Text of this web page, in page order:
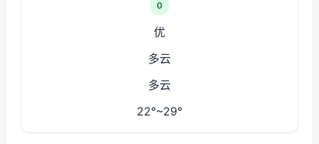
0
优
多云
多云
22°~29°